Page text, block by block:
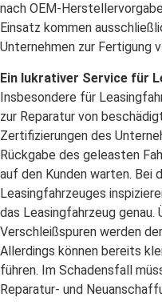
nach OEM-
Einsatz kommen
Unternehmen zur Fertigung
Ein lukrativer Service für
Insbesondere für
zur Reparatur von
Zertifizierungen des
Rückgabe des geleasten
auf den Kunden warten. Bei
Leasingfahrzeuges
das Leasingfahrzeug genau.
Verschleißspuren werden
Allerdings können bereits
führen. Im Schadensfall
Reparatur- und